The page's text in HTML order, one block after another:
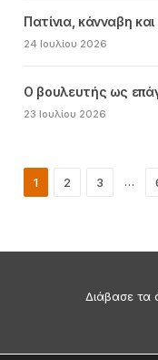
Πατίνια, κάνναβη και
24 Ιουλίου 2026
Ο βουλευτής ως
23 Ιουλίου 2026
1 2 3 …
Διάβασε τα